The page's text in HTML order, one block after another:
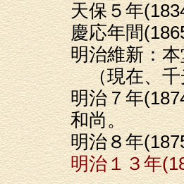
天保５年
慶応年間
明治維新：
（現在、千
明治７年
和尚。
明治８年
明治１３年